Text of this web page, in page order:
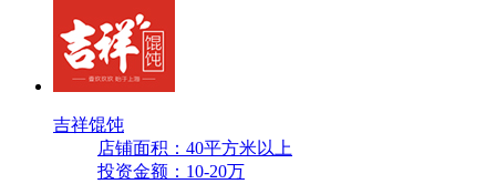
吉祥馄饨
店铺面积：40平方米以上
投资金额：10-20万